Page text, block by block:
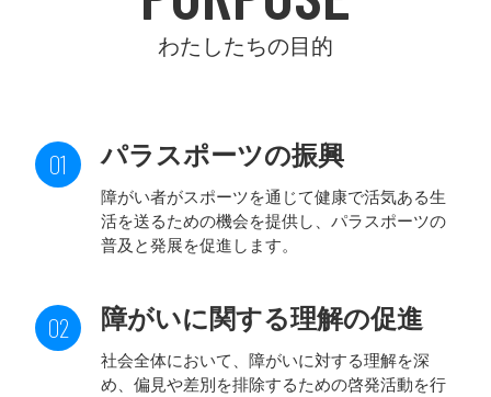
わたしたちの目的
パラスポーツの振興
障がい者がスポーツを通じて健康で活気ある生
活を送るための機会を提供し、パラスポーツの
普及と発展を促進します。
障がいに関する理解の促進
社会全体において、障がいに対する理解を深
め、偏見や差別を排除するための啓発活動を行